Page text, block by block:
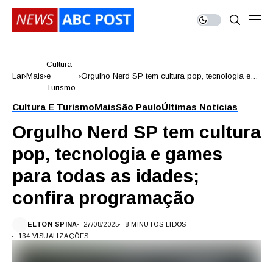
Lar Mais
Cultura
e
Turismo
Orgulho Nerd SP tem cultura pop, tecnologia e
Cultura E TurismoMaisSão PauloÚltimas Notícias
Orgulho Nerd SP tem cultura
pop, tecnologia e games
para todas as idades;
confira programação
ELTON SPINA 27/08/2025
8 MINUTOS LIDOS
134 VISUALIZAÇÕES